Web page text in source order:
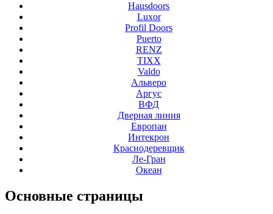
Hausdoors
Luxor
Profil Doors
Puerto
RENZ
TIXX
Valdo
Альверо
Аргус
ВФД
Дверная линия
Европан
Интекрон
Краснодеревщик
Ле-Гран
Океан
Основные страницы